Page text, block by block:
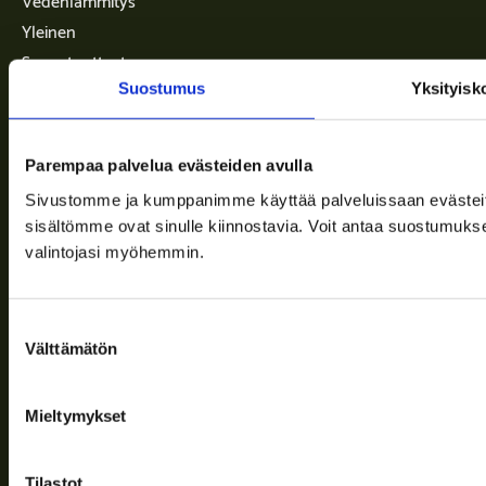
Suostumus
Parempaa palvelua evästeiden avulla
Sivustomme ja kumppanimme käyttää palveluissaan
sisältömme ovat sinulle kiinnostavia. Voit antaa
valintojasi myöhemmin.
valinta
Välttämätön
Mieltymykset
Yleinen
Saunatuotteet
Info
Toimitusehdot
Ajankohtaista